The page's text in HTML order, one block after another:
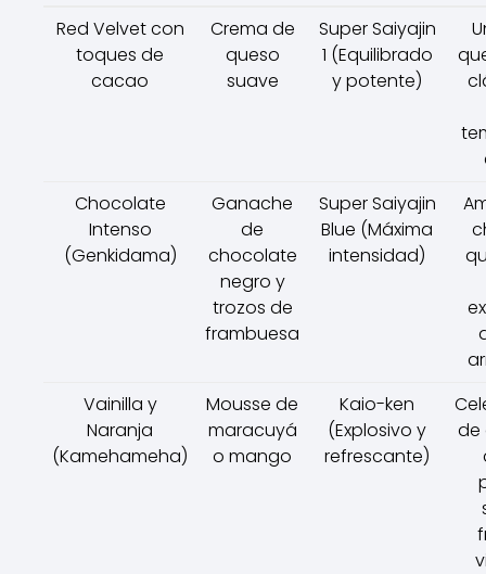
Red Velvet con
toques de
cacao
Crema de
queso
suave
Super Saiyajin
1 (Equilibrado
y potente)
Chocolate
Intenso
(Genkidama)
Ganache
de
chocolate
negro y
trozos de
frambuesa
Super Saiyajin
Blue (Máxima
intensidad)
Vainilla y
Naranja
(Kamehameha)
Mousse de
maracuyá
o mango
Kaio-ken
(Explosivo y
refrescante)
de